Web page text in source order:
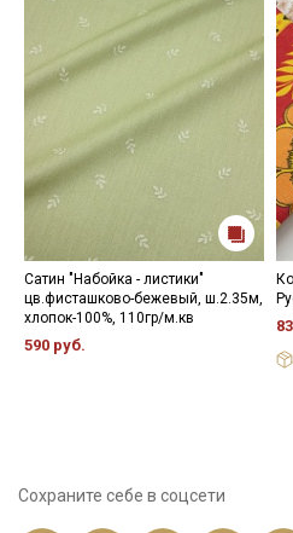
Сатин "Набойка - листики"
цв.фисташково-бежевый, ш.2.35м,
хлопок-100%, 110гр/м.кв
590 руб.
Сохраните себе в соцсети